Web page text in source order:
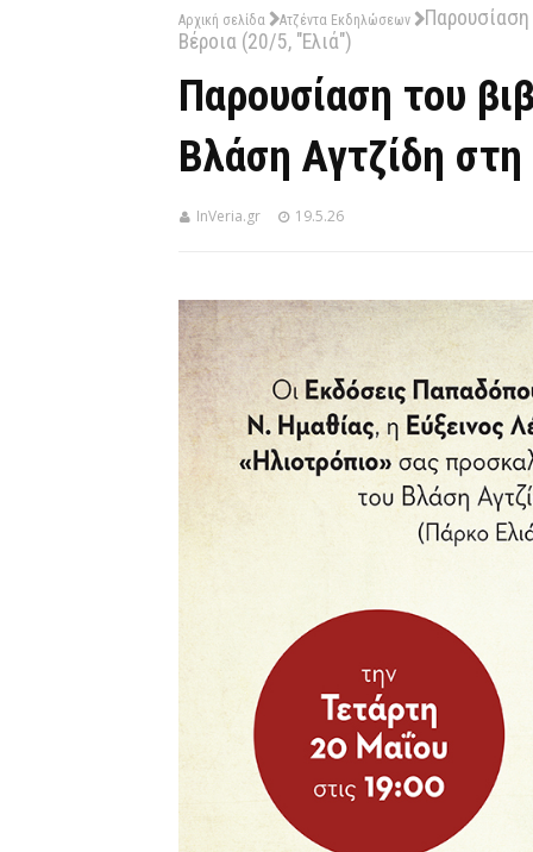
Αρχική σελίδα Ατζέντα Εκδηλώσεων
Παρουσίαση
Βέροια (20/5, "Ελιά")
Παρουσίαση του
Βλάση Αγτζίδη
InVeria.gr 19.5.26